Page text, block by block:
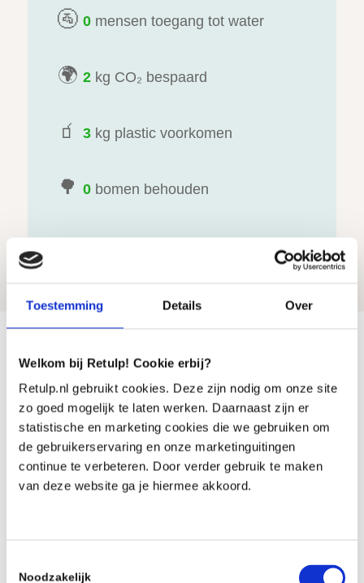
Toestemming Details Over
Welkom bij Retulp! Cookie erbij?
Retulp.nl gebruikt cookies. Deze zijn nodig om onze site
zo goed mogelijk te laten werken. Daarnaast zijn er
statistische en marketing cookies die we gebruiken om
de gebruikerservaring en onze marketinguitingen
continue te verbeteren. Door verder gebruik te maken
van deze website ga je hiermee akkoord.
Noodzakelijk
🚰 0mensen toegang tot water
🌍 2kg CO₂ bespaard
🧃 3kg plastic voorkomen
🌳 0bomen behouden
Anderen
bekeken
ook: